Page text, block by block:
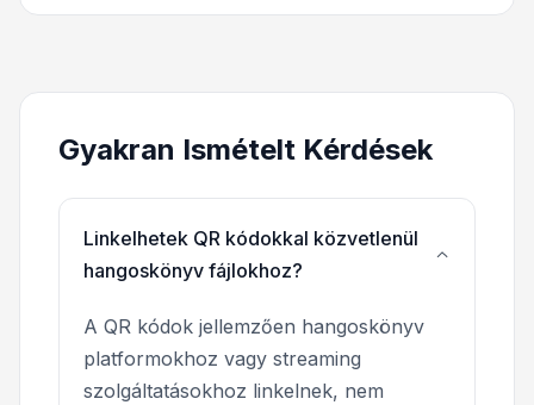
Gyakran Ismételt Kérdések
Linkelhetek QR kódokkal közvetlenül
hangoskönyv fájlokhoz?
A QR kódok jellemzően hangoskönyv
platformokhoz vagy streaming
szolgáltatásokhoz linkelnek, nem